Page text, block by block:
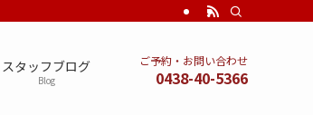
スタッフブログ
Blog
ご予約・お問い合わせ
0438-40-5366